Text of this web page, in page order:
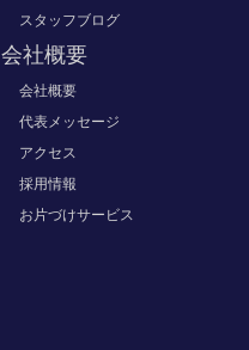
スタッフブログ
会社概要
会社概要
代表メッセージ
アクセス
採用情報
お片づけサービス